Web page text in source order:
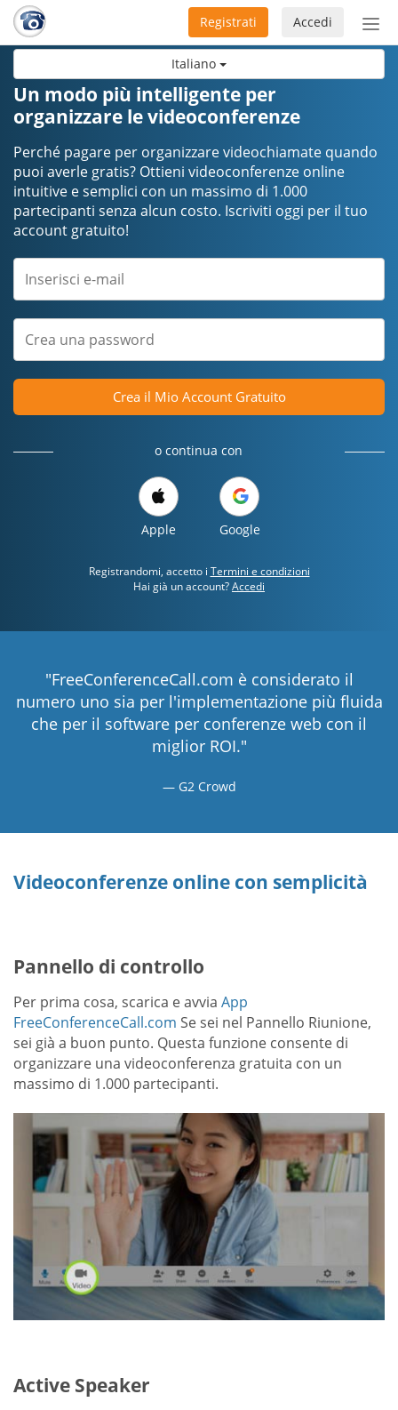
Italiano
Accedi
Registrati
Un modo più intelligente per
organizzare le videoconferenze
Perché pagare per organizzare videochiamate quando
puoi averle gratis? Ottieni videoconferenze online
intuitive e semplici con un massimo di 1.000
partecipanti senza alcun costo. Iscriviti oggi per il tuo
account gratuito!
Crea il Mio Account Gratuito
o continua con
Apple Google
Registrandomi, accetto i Termini e condizioni
Hai già un account?Accedi
"FreeConferenceCall.com è considerato il
numero uno sia per l'implementazione più fluida
che per il software per conferenze web con il
miglior ROI."
G2 Crowd
Videoconferenze online con semplicità
Pannello di controllo
Per prima cosa, scarica e avvia App
FreeConferenceCall.com Se sei nel Pannello Riunione,
sei già a buon punto. Questa funzione consente di
organizzare una videoconferenza gratuita con un
massimo di 1.000 partecipanti.
Active Speaker